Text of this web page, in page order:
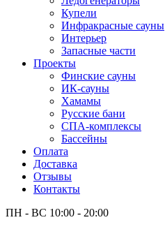
Купели
Инфракрасные сауны
Интерьер
Запасные части
Проекты
Финские сауны
ИК-сауны
Хамамы
Русские бани
СПА-комплексы
Бассейны
Оплата
Доставка
Отзывы
Контакты
ПН - ВС 10:00 - 20:00